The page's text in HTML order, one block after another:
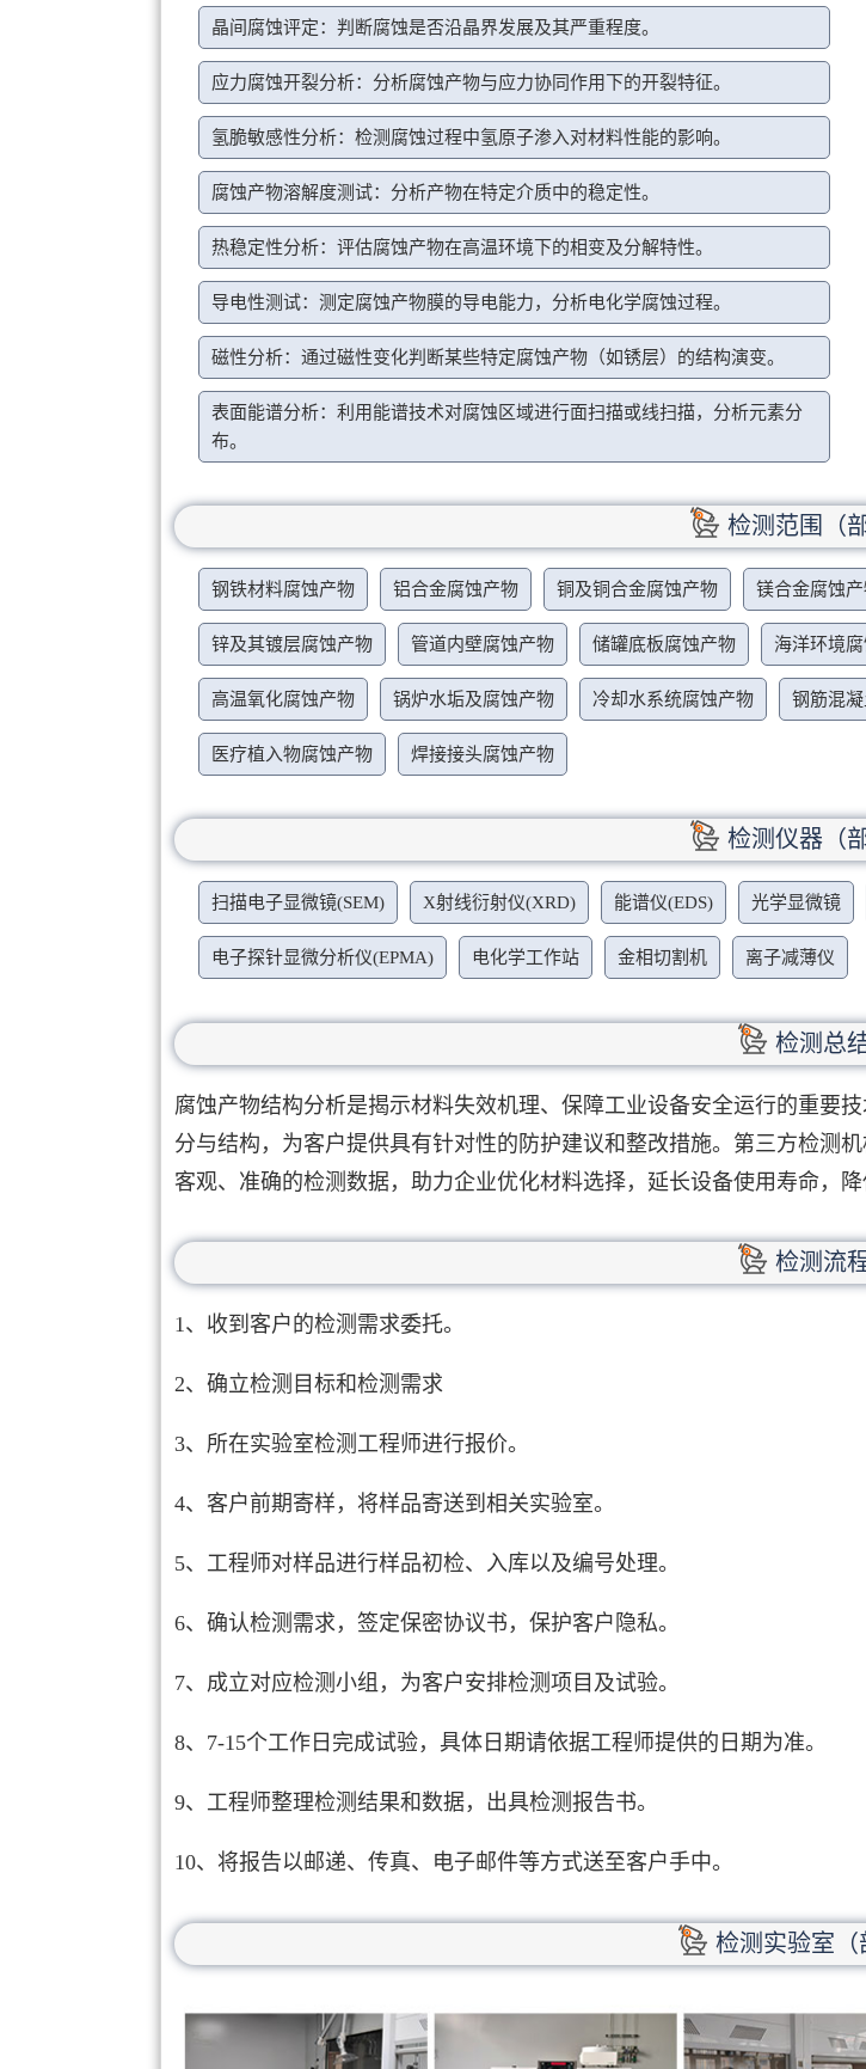
晶间腐蚀评定：判断腐蚀是否沿晶界发展及其严重程度。
应力腐蚀开裂分析：分析腐蚀产物与应力协同作用下的开裂特征。
氢脆敏感性分析：检测腐蚀过程中氢原子渗入对材料性能的影响。
腐蚀产物溶解度测试：分析产物在特定介质中的稳定性。
热稳定性分析：评估腐蚀产物在高温环境下的相变及分解特性。
导电性测试：测定腐蚀产物膜的导电能力，分析电化学腐蚀过程。
磁性分析：通过磁性变化判断某些特定腐蚀产物（如锈层）的结构演变。
表面能谱分析：利用能谱技术对腐蚀区域进行面扫描或线扫描，分析元素分
布。
检测范围（
钢铁材料腐蚀产物 铝合金腐蚀产物 铜及铜合金腐蚀产物 镁合金腐蚀
锌及其镀层腐蚀产物 管道内壁腐蚀产物 储罐底板腐蚀产物 海洋环境
高温氧化腐蚀产物 锅炉水垢及腐蚀产物 冷却水系统腐蚀产物 钢筋混
医疗植入物腐蚀产物 焊接接头腐蚀产物
检测仪器（
扫描电子显微镜(SEM) X射线衍射仪(XRD) 能谱仪(EDS) 光学显微镜
电子探针显微分析仪(EPMA) 电化学工作站 金相切割机 离子减薄仪
检测总
腐蚀产物结构分析是揭示材料失效机理、保障工业设备安全运行的重要
分与结构，为客户提供具有针对性的防护建议和整改措施。第三方检测
客观、准确的检测数据，助力企业优化材料选择，延长设备使用寿命，
检测流
1、收到客户的检测需求委托。
2、确立检测目标和检测需求
3、所在实验室检测工程师进行报价。
4、客户前期寄样，将样品寄送到相关实验室。
5、工程师对样品进行样品初检、入库以及编号处理。
6、确认检测需求，签定保密协议书，保护客户隐私。
7、成立对应检测小组，为客户安排检测项目及试验。
8、7-15个工作日完成试验，具体日期请依据工程师提供的日期为准。
9、工程师整理检测结果和数据，出具检测报告书。
10、将报告以邮递、传真、电子邮件等方式送至客户手中。
检测实验室（